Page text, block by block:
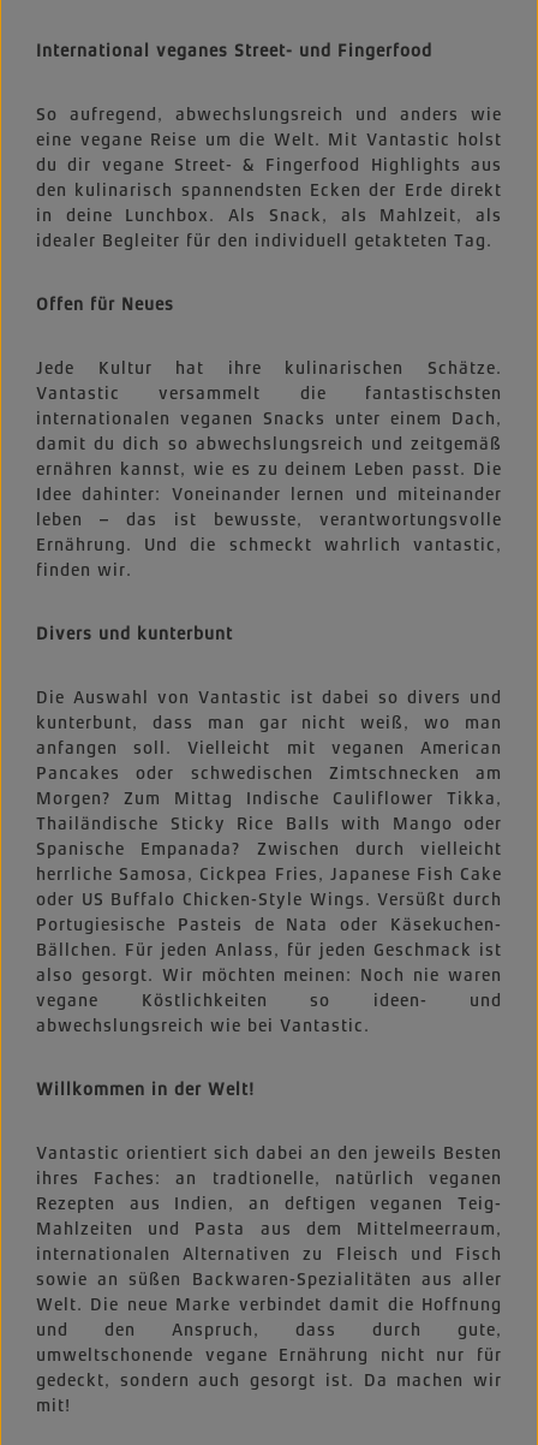
International veganes Street- und Fingerfood
So aufregend, abwechslungsreich und anders wie
eine vegane Reise um die Welt. Mit Vantastic holst
du dir vegane Street- & Fingerfood Highlights aus
den kulinarisch spannendsten Ecken der Erde direkt
in deine Lunchbox. Als Snack, als Mahlzeit, als
idealer Begleiter für den individuell getakteten Tag.
Offen für Neues
Jede Kultur hat ihre kulinarischen Schätze.
Vantastic versammelt die fantastischsten
internationalen veganen Snacks unter einem Dach,
damit du dich so abwechslungsreich und zeitgemäß
ernähren kannst, wie es zu deinem Leben passt. Die
Idee dahinter: Voneinander lernen und miteinander
leben – das ist bewusste, verantwortungsvolle
Ernährung. Und die schmeckt wahrlich vantastic,
finden wir.
Divers und kunterbunt
Die Auswahl von Vantastic ist dabei so divers und
kunterbunt, dass man gar nicht weiß, wo man
anfangen soll. Vielleicht mit veganen American
Pancakes oder schwedischen Zimtschnecken am
Morgen? Zum Mittag Indische Cauliflower Tikka,
Thailändische Sticky Rice Balls with Mango oder
Spanische Empanada? Zwischen durch vielleicht
herrliche Samosa, Cickpea Fries, Japanese Fish Cake
oder US Buffalo Chicken-Style Wings. Versüßt durch
Portugiesische Pasteis de Nata oder Käsekuchen-
Bällchen. Für jeden Anlass, für jeden Geschmack ist
also gesorgt. Wir möchten meinen: Noch nie waren
vegane Köstlichkeiten so ideen- und
abwechslungsreich wie bei Vantastic.
Willkommen in der Welt!
Vantastic orientiert sich dabei an den jeweils Besten
ihres Faches: an tradtionelle, natürlich veganen
Rezepten aus Indien, an deftigen veganen Teig-
Mahlzeiten und Pasta aus dem Mittelmeerraum,
internationalen Alternativen zu Fleisch und Fisch
sowie an süßen Backwaren-Spezialitäten aus aller
Welt. Die neue Marke verbindet damit die Hoffnung
und den Anspruch, dass durch gute,
umweltschonende vegane Ernährung nicht nur für
gedeckt, sondern auch gesorgt ist. Da machen wir
mit!